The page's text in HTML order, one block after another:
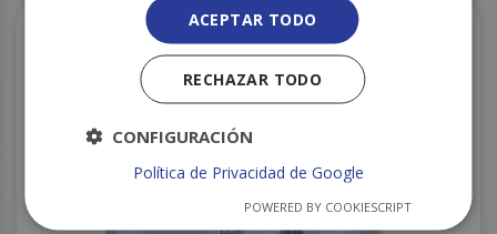
ACEPTAR TODO
RECHAZAR TODO
CONFIGURACIÓN
Política de Privacidad de Google
POWERED BY COOKIESCRIPT